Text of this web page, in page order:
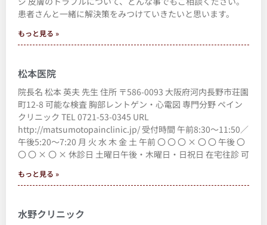
患者さんと一緒に解決策をみつけていきたいと思います。
もっと見る »
松本医院
院長名 松本 英夫 先生 住所 〒586-0093 大阪府河内長野市荘園
町12-8 可能な検査 胸部レントゲン・心電図 専門分野 ペイン
クリニック TEL 0721-53-0345 URL
http://matsumotopainclinic.jp/ 受付時間 午前8:30～11:50／
午後5:20～7:20 月 火 水 木 金 土 午前 〇 〇 〇 × 〇 〇 午後 〇
〇 〇 × 〇 × 休診日 土曜日午後・木曜日・日祝日 在宅往診 可
もっと見る »
水野クリニック